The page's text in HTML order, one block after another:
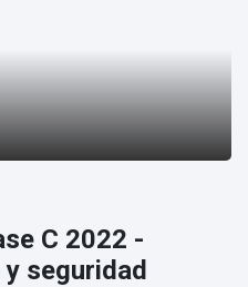
C 2022 -
seguridad